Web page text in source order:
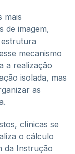
mais
de imagem,
mecanismo
a realização
isolada, mas
as
clínicas se
o cálculo
da Instrução